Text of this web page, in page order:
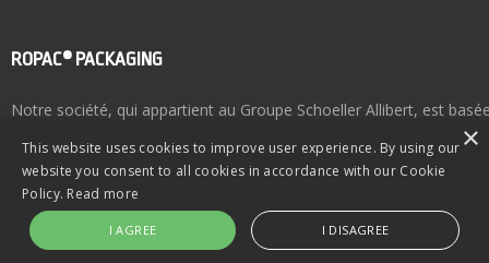
Laboratoire de Test
Développements R&D
NOUS CONTACTER
Contacts Commerciaux
Revendeurs
ROPAC® PACKAGING
Notre société, qui appartient au Groupe Schoeller Allibert, est
site de production est renommé pour ses emballages plastiques
ROPAC®.
Politique de confidentialité| Copyright © ROPAC® 2026 |
×
This website uses cookies to improve user experience. By using our
website you consent to all cookies in accordance with our Cookie
Policy. Read more
I AGREE I DISAGREE